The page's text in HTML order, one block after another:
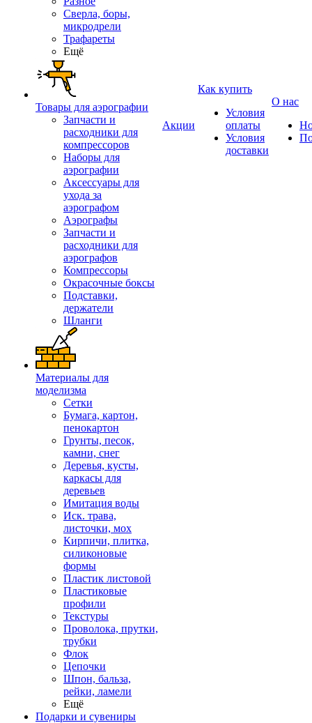
Сверла, боры,
микродрели
Трафареты
Ещё
Товары для аэрографии
Запчасти и
расходники для
компрессоров
Наборы для
аэрографии
Аксессуары для
ухода за
аэрографом
Аэрографы
Запчасти и
расходники для
аэрографов
Компрессоры
Окрасочные боксы
Подставки,
держатели
Шланги
Материалы для
моделизма
Сетки
Бумага, картон,
пенокартон
Грунты, песок,
камни, снег
Деревья, кусты,
каркасы для
деревьев
Имитация воды
Иск. трава,
листочки, мох
Кирпичи, плитка,
силиконовые
формы
Пластик листовой
Пластиковые
профили
Текстуры
Проволока, прутки,
трубки
Флок
Цепочки
Шпон, бальза,
рейки, ламели
Ещё
Подарки и сувениры
Акции
Как купить
Условия
оплаты
Условия
доставки
О нас